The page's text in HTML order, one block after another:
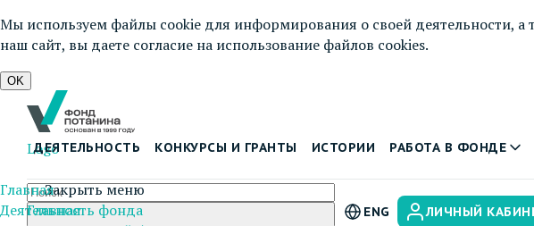
Мы используем файлы cookie для информирования о своей деятельности, а
наш сайт, вы даете согласие на использование файлов cookies.
OK
Logo
ДЕЯТЕЛЬНОСТЬ КОНКУРСЫ И ГРАНТЫ ИСТОРИИ РАБОТА В ФОНДЕ
ENG ЛИЧНЫЙ
Закрыть меню
Главная
Главная
Деятельность фонда